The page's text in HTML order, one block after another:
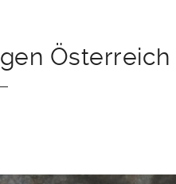
Österreich